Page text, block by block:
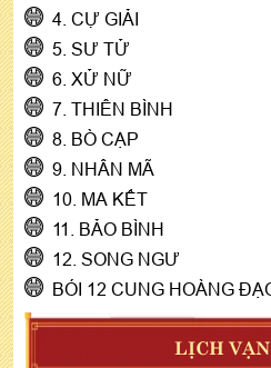
4. CỰ GIẢI
5. SƯ TỬ
6. XỬ NỮ
7. THIÊN BÌNH
8. BÒ CẠP
9. NHÂN MÃ
10. MA KẾT
11. BẢO BÌNH
12. SONG NGƯ
BÓI 12 CUNG HOÀNG
LỊCH